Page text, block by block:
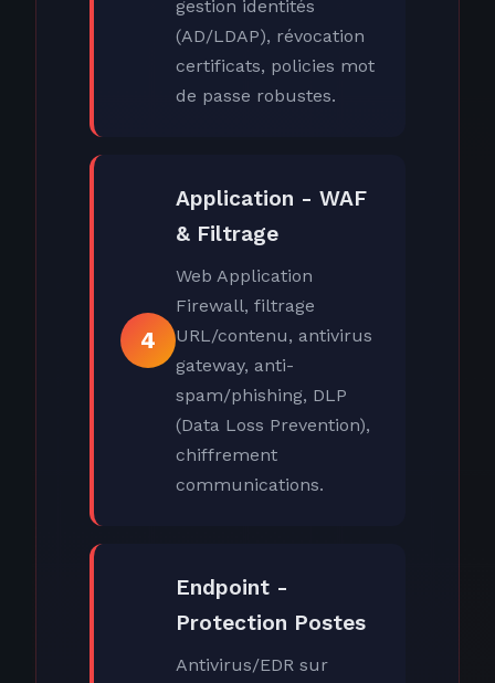
gestion identités
(AD/LDAP), révocation
certificats, policies mot
de passe robustes.
4
Application - WAF
& Filtrage
Web Application
Firewall, filtrage
URL/contenu, antivirus
gateway, anti-
spam/phishing, DLP
(Data Loss Prevention),
chiffrement
communications.
Endpoint -
Protection Postes
Antivirus/EDR sur